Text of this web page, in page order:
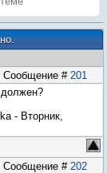
Сообщение # 201
- Вторник,
Сообщение # 202